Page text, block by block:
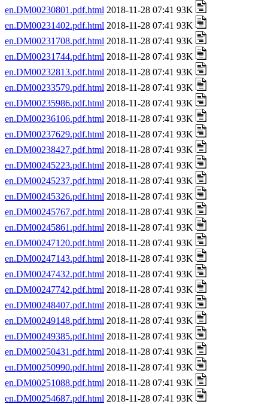
en.DM00230801.pdf.html 2018-11-28 07:41 93K
en.DM00231402.pdf.html 2018-11-28 07:41 93K
en.DM00231708.pdf.html 2018-11-28 07:41 93K
en.DM00231744.pdf.html 2018-11-28 07:41 93K
en.DM00232813.pdf.html 2018-11-28 07:41 93K
en.DM00233579.pdf.html 2018-11-28 07:41 93K
en.DM00235986.pdf.html 2018-11-28 07:41 93K
en.DM00236106.pdf.html 2018-11-28 07:41 93K
en.DM00237629.pdf.html 2018-11-28 07:41 93K
en.DM00238427.pdf.html 2018-11-28 07:41 93K
en.DM00245223.pdf.html 2018-11-28 07:41 93K
en.DM00245237.pdf.html 2018-11-28 07:41 93K
en.DM00245326.pdf.html 2018-11-28 07:41 93K
en.DM00245767.pdf.html 2018-11-28 07:41 93K
en.DM00245861.pdf.html 2018-11-28 07:41 93K
en.DM00247120.pdf.html 2018-11-28 07:41 93K
en.DM00247143.pdf.html 2018-11-28 07:41 93K
en.DM00247432.pdf.html 2018-11-28 07:41 93K
en.DM00247742.pdf.html 2018-11-28 07:41 93K
en.DM00248407.pdf.html 2018-11-28 07:41 93K
en.DM00249148.pdf.html 2018-11-28 07:41 93K
en.DM00249385.pdf.html 2018-11-28 07:41 93K
en.DM00250431.pdf.html 2018-11-28 07:41 93K
en.DM00250990.pdf.html 2018-11-28 07:41 93K
en.DM00251088.pdf.html 2018-11-28 07:41 93K
en.DM00254687.pdf.html 2018-11-28 07:41 93K